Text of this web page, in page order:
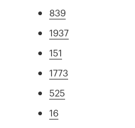
839
1937
151
1773
525
16